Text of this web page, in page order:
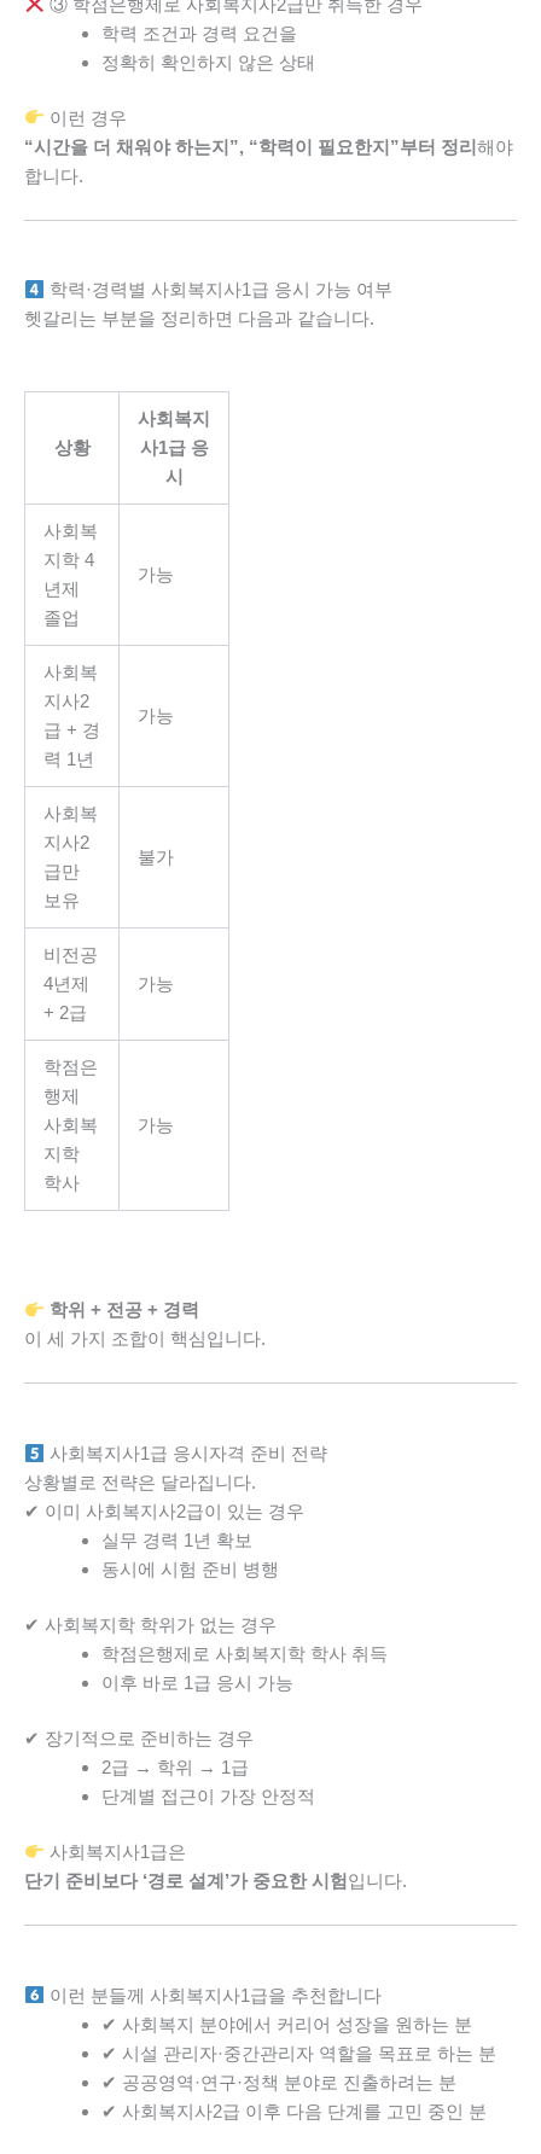
③ 학점은행제로 사회복지사2급만 취득한 경우
학력 조건과 경력 요건을
정확히 확인하지 않은 상태
이런 경우
“시간을 더 채워야 하는지”, “학력이 필요한지”부터 정리 해야
합니다.
학력·경력별 사회복지사1급 응시 가능 여부
헷갈리는 부분을 정리하면 다음과 같습니다.
상황
사회복지
사1급 응
시
사회복
지학 4
년제
졸업
가능
사회복
지사2
급 + 경
력 1년
가능
사회복
지사2
급만
보유
불가
비전공
4년제
+ 2급
가능
학점은
행제
사회복
지학
학사
가능
학위 + 전공 + 경력
이 세 가지 조합이 핵심입니다.
사회복지사1급 응시자격 준비 전략
상황별로 전략은 달라집니다.
✔ 이미 사회복지사2급이 있는 경우
실무 경력 1년 확보
동시에 시험 준비 병행
✔ 사회복지학 학위가 없는 경우
학점은행제로 사회복지학 학사 취득
이후 바로 1급 응시 가능
✔ 장기적으로 준비하는 경우
2급 → 학위 → 1급
단계별 접근이 가장 안정적
사회복지사1급은
단기 준비보다 ‘경로 설계’가 중요한 시험 입니다.
이런 분들께 사회복지사1급을 추천합니다
✔ 사회복지 분야에서 커리어 성장을 원하는 분
✔ 시설 관리자·중간관리자 역할을 목표로 하는 분
✔ 공공영역·연구·정책 분야로 진출하려는 분
✔ 사회복지사2급 이후 다음 단계를 고민 중인 분